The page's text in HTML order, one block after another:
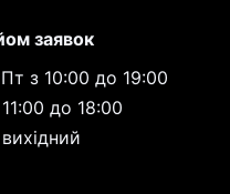
заявок
з 10:00 до 19:00
до 18:00